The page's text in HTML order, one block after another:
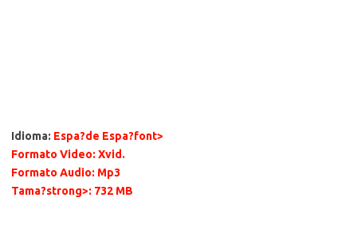
Idioma: Espa?de Espa?font>
Formato Video: Xvid.
Formato Audio: Mp3
Tama?strong>: 732 MB